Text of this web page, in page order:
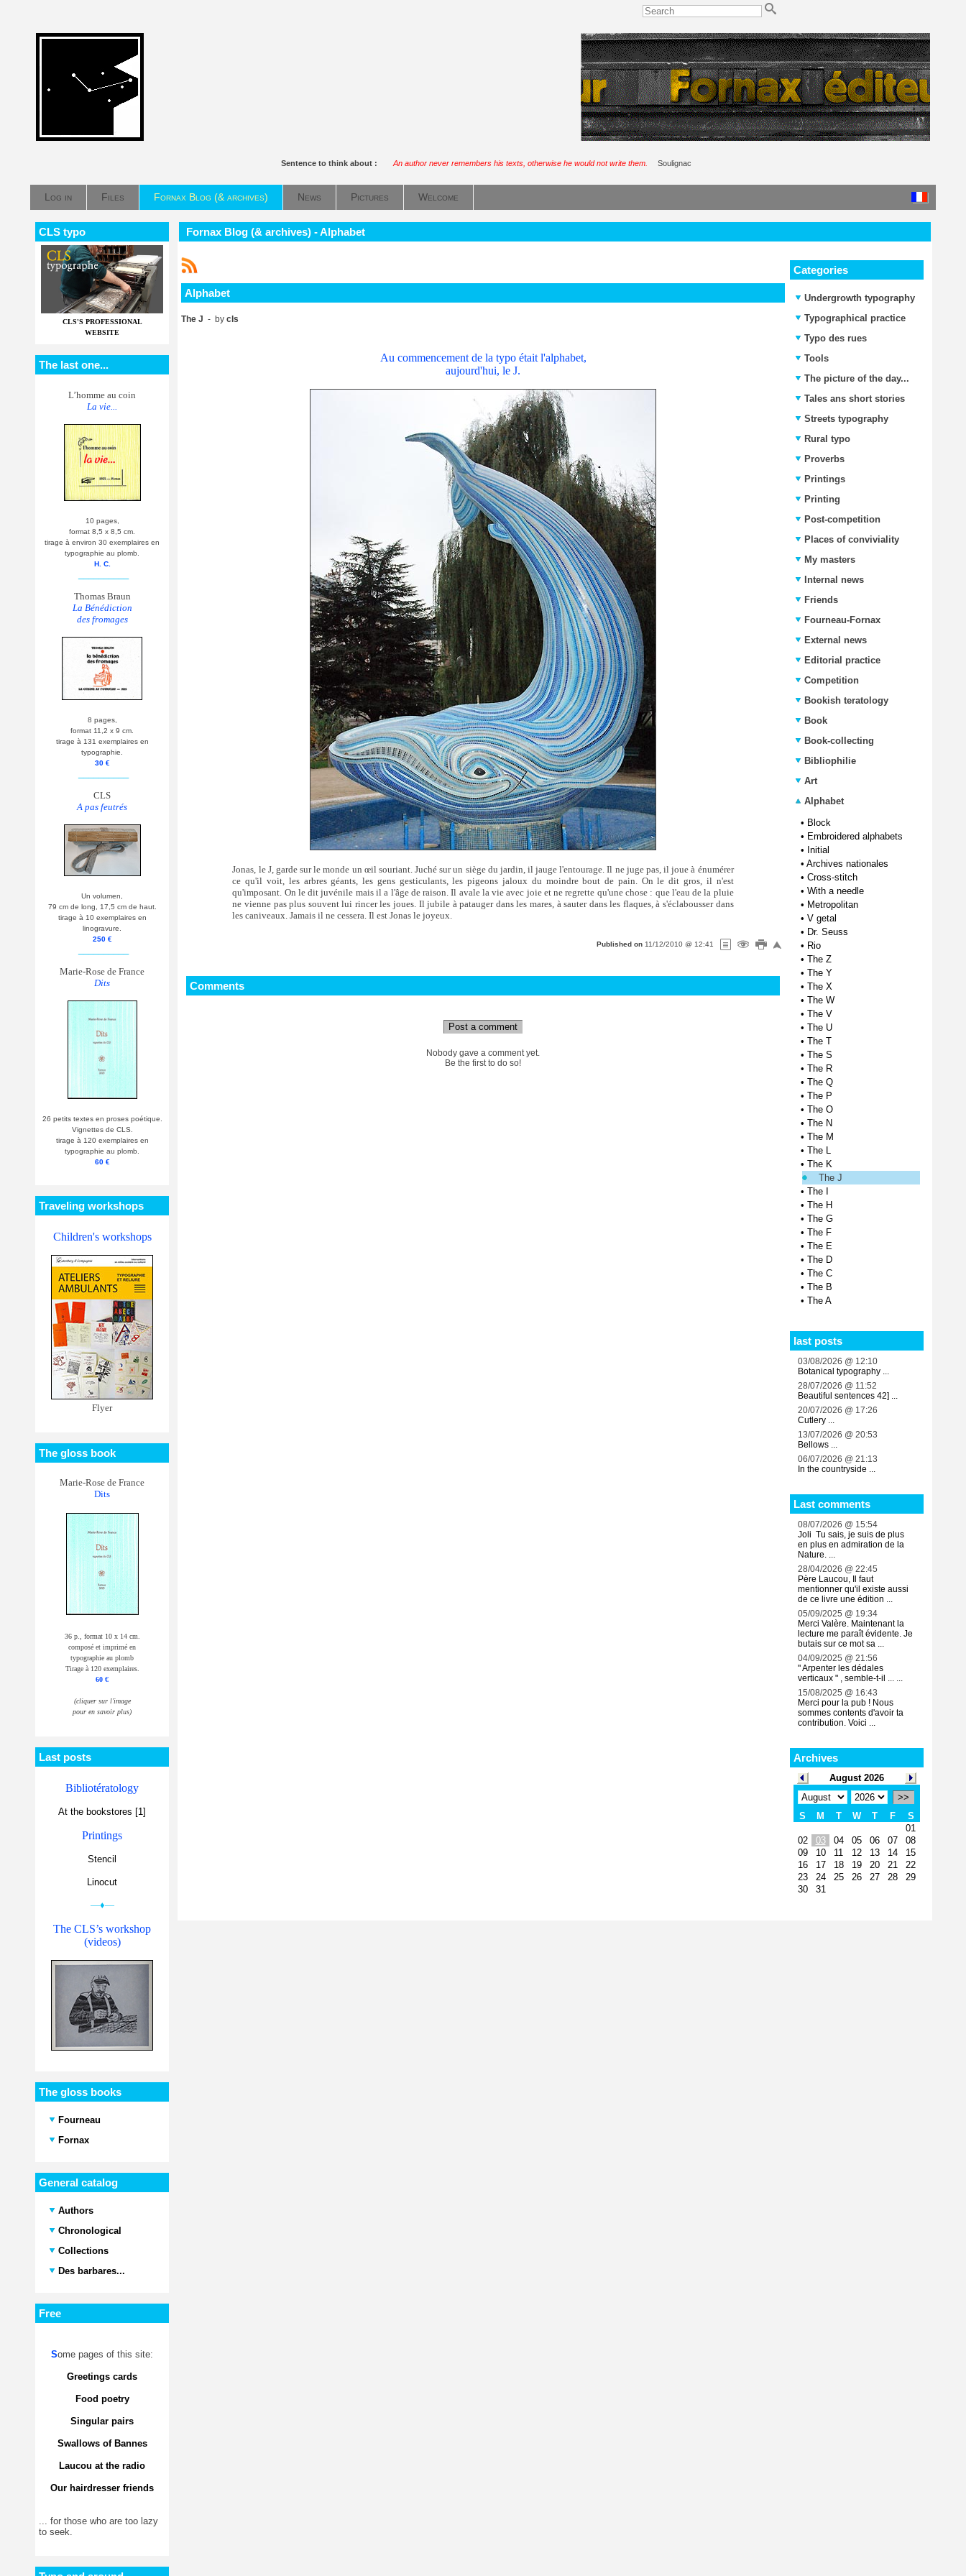
Sentence to think about : An author never remembers his texts, otherwise he would not write them. Soulignac
Log in Files Fornax Blog (& archives) News Pictures Welcome
CLS typo
CLS'S PROFESSIONAL
WEBSITE
The last one...
L’homme au coin
La vie...
10 pages,
format 8,5 x 8,5 cm.
tirage à environ 30 exemplaires en
typographie au plomb.
H. C.
Thomas Braun
La Bénédiction
des fromages
8 pages,
format 11,2 x 9 cm.
tirage à 131 exemplaires en
typographie.
30 €
CLS
A pas feutrés
Un volumen,
79 cm de long, 17,5 cm de haut.
tirage à 10 exemplaires en
linogravure.
250 €
Marie-Rose de France
Dits
26 petits textes en proses poétique.
Vignettes de CLS.
tirage à 120 exemplaires en
typographie au plomb.
60 €
Traveling workshops
Children's workshops
Flyer
The gloss book
Marie-Rose de France
Dits
36 p., format 10 x 14 cm.
composé et imprimé en
typographie au plomb
Tirage à 120 exemplaires.
60 €
(cliquer sur l'image
pour en savoir plus)
Last posts
Bibliotératology
At the bookstores [1]
Printings
Stencil
Linocut
—♦—
The CLS’s workshop
(videos)
The gloss books
Fourneau
Fornax
General catalog
Authors
Chronological
Collections
Des barbares...
Free
Some pages of this site:
Greetings cards
Food poetry
Singular pairs
Swallows of Bannes
Laucou at the radio
Our hairdresser friends
... for those who are too lazy
to seek.
Fornax Blog (& archives) - Alphabet
Alphabet
The J - by cls
Au commencement de la typo était l'alphabet,
aujourd'hui, le J.
Jonas, le J, garde sur le monde un œil souriant. Juché sur un siège du jardin, il jauge l'entourage. Il ne juge pas, il joue à énumérer
ce qu'il voit, les arbres géants, les gens gesticulants, les pigeons jaloux du moindre bout de pain. On le dit gros, il n'est
qu'imposant. On le dit juvénile mais il a l'âge de raison. Il avale la vie avec joie et ne regrette qu'une chose : que l'eau de la pluie
ne vienne pas plus souvent lui rincer les joues. Il jubile à patauger dans les mares, à sauter dans les flaques, à s'éclabousser dans
les caniveaux. Jamais il ne cessera. Il est Jonas le joyeux.
Published on 11/12/2010 @ 12:41
Comments
Post a comment
Nobody gave a comment yet.
Be the first to do so!
Categories
Undergrowth typography
Typographical practice
Typo des rues
Tools
The picture of the day...
Tales ans short stories
Streets typography
Rural typo
Proverbs
Printings
Printing
Post-competition
Places of conviviality
My masters
Internal news
Friends
Fourneau-Fornax
External news
Editorial practice
Competition
Bookish teratology
Book
Book-collecting
Bibliophilie
Art
Alphabet
• Block
• Embroidered alphabets
• Initial
• Archives nationales
• Cross-stitch
• With a needle
• Metropolitan
• V getal
• Dr. Seuss
• Rio
• The Z
• The Y
• The X
• The W
• The V
• The U
• The T
• The S
• The R
• The Q
• The P
• The O
• The N
• The M
• The L
• The K
The J
• The I
• The H
• The G
• The F
• The E
• The D
• The C
• The B
• The A
last posts
03/08/2026 @ 12:10
Botanical typography ...
28/07/2026 @ 11:52
Beautiful sentences 42] ...
20/07/2026 @ 17:26
Cutlery ...
13/07/2026 @ 20:53
Bellows ...
06/07/2026 @ 21:13
In the countryside ...
Last comments
08/07/2026 @ 15:54
Joli Tu sais, je suis de plus
en plus en admiration de la
Nature. ...
28/04/2026 @ 22:45
Père Laucou, Il faut
mentionner qu'il existe aussi
de ce livre une édition ...
05/09/2025 @ 19:34
Merci Valère. Maintenant la
lecture me paraît évidente. Je
butais sur ce mot sa ...
04/09/2025 @ 21:56
" Arpenter les dédales
verticaux " , semble-t-il ... ...
15/08/2025 @ 16:43
Merci pour la pub ! Nous
sommes contents d'avoir ta
contribution. Voici ...
Archives
August 2026
>>
S
M T W T F
S
01
02
03 04 05 06 07
08
09
10 11 12 13 14
15
16
17 18 19 20 21
22
23
24 25 26 27 28
29
30
31